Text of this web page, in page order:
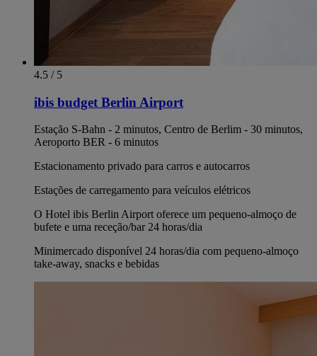
4.5 / 5
ibis budget Berlin Airport
Estação S-Bahn - 2 minutos, Centro de Berlim - 30 minutos,
Aeroporto BER - 6 minutos
Estacionamento privado para carros e autocarros
Estações de carregamento para veículos elétricos
O Hotel ibis Berlin Airport oferece um pequeno-almoço de
bufete e uma receção/bar 24 horas/dia
Minimercado disponível 24 horas/dia com pequeno-almoço
take-away, snacks e bebidas